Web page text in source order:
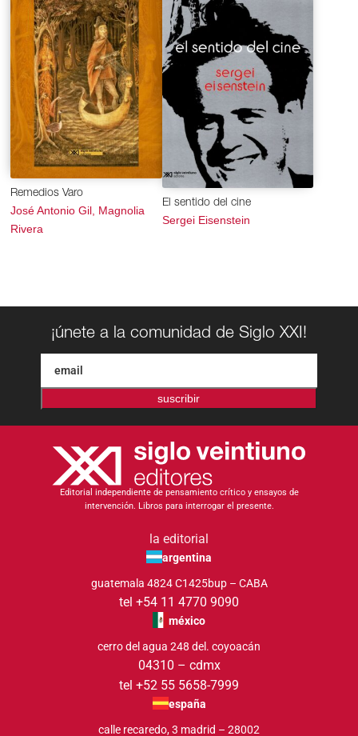
Remedios Varo
José Antonio Gil, Magnolia
Rivera
El sentido del cine
Sergei Eisenstein
¡únete a la comunidad de Siglo XXI!
suscribir
Editorial independiente de pensamiento crítico y ensayos de
intervención. Libros para interrogar el presente.
la editorial
argentina
guatemala 4824 C1425bup – CABA
tel +54 11 4770 9090
méxico
cerro del agua 248 del. coyoacán
04310 – cdmx
tel +52 55 5658-7999
españa
calle recaredo, 3 madrid – 28002